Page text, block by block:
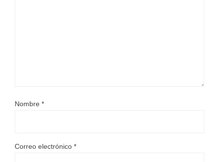
Nombre *
Correo electrónico *